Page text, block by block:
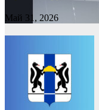
Май 31, 2026